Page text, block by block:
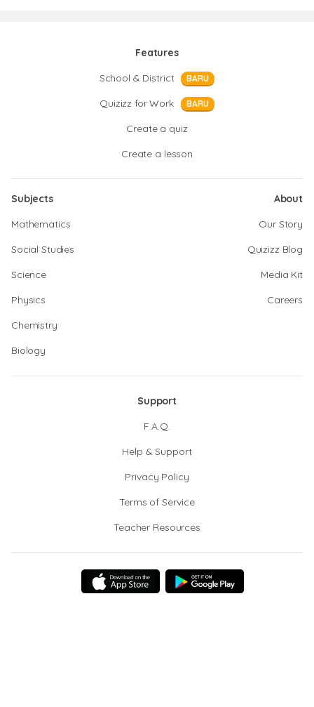
Features
School & District
BARU
Quizizz for Work BARU
Create a quiz
Create a lesson
Subjects
Mathematics
Social Studies
Science
Physics
Chemistry
Biology
About
Our Story
Quizizz Blog
Media Kit
Careers
Support
F.A.Q.
Help & Support
Privacy Policy
Terms of Service
Teacher Resources